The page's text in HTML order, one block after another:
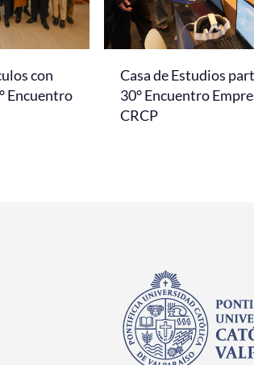
con
Encuentro
Casa de Estudios
30° Encuentro
CRCP